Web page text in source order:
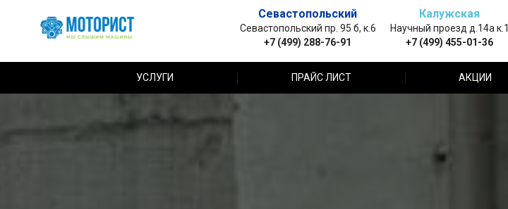
Севастопольский
Севастопольский пр. 95 б, к.6
+7 (499) 288-76-91
Калужская
Научный проезд д.14а к.1
+7 (499) 455-01-36
УСЛУГИ ПРАЙС ЛИСТ АКЦИИ